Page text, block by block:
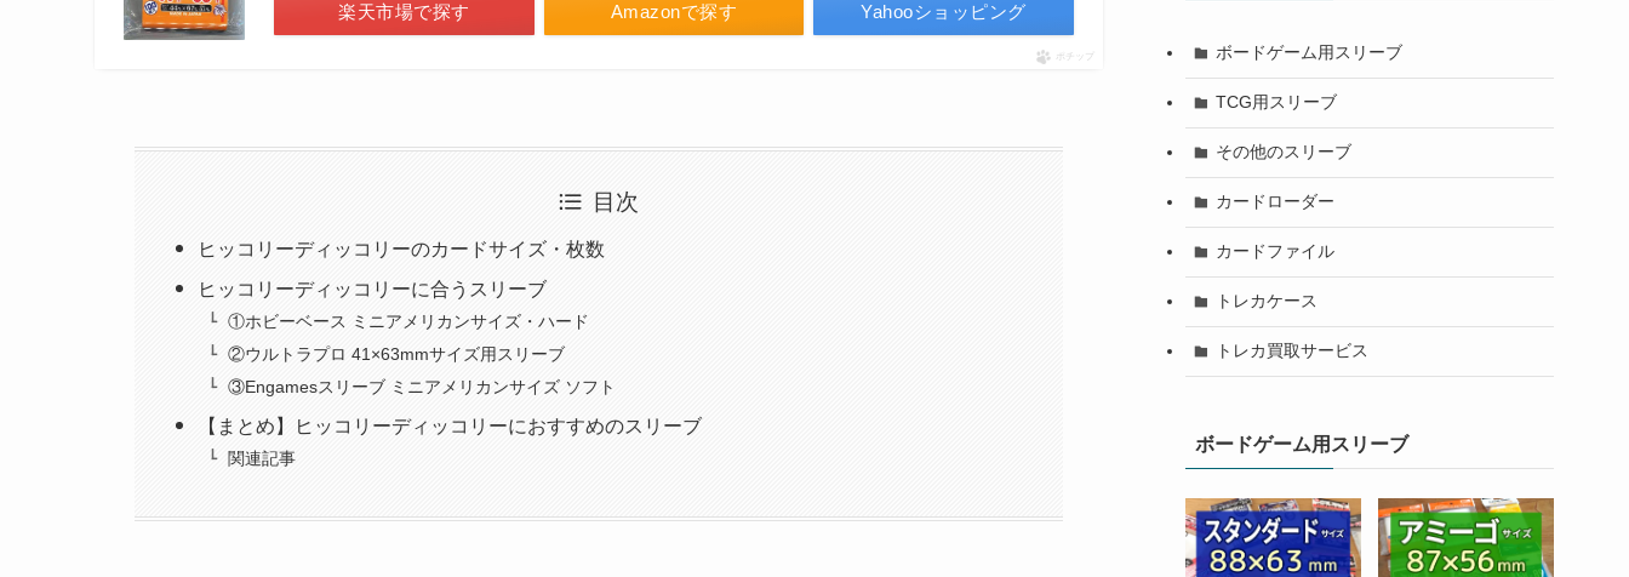
Amazonで探す
楽天市場で探す Yahooショッピング
ポチップ
目次
ヒッコリーディッコリーのカードサイズ・枚数
ヒッコリーディッコリーに合うスリーブ
①ホビーベース ミニアメリカンサイズ・ハード
②ウルトラプロ 41×63mmサイズ用スリーブ
③Engamesスリーブ ミニアメリカンサイズ ソフト
【まとめ】ヒッコリーディッコリーにおすすめのスリーブ
関連記事
ボードゲーム用スリーブ
TCG用スリーブ
その他のスリーブ
カードローダー
カードファイル
トレカケース
トレカ買取サービス
ボードゲーム用スリーブ